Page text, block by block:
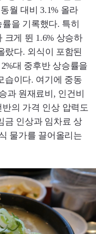
월 대비 3.1% 올라
을 기록했다. 특히
크게 뛴 1.6% 상승하
랐다. 외식이 포함된
대 중후반 상승률을
습이다. 여기에 중동
과 원재료비, 인건비
의 가격 인상 압력도
금 인상과 임차료 상
물가를 끌어올리는